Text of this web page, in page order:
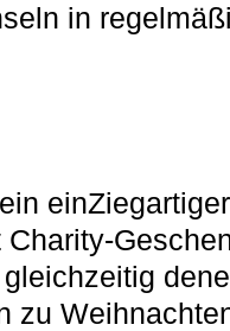
in
zu